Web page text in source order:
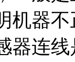
机器
器连